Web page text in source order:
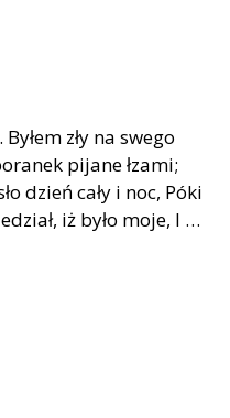
zły na swego
pijane łzami;
dzień cały i noc, Póki
iż było moje, I …